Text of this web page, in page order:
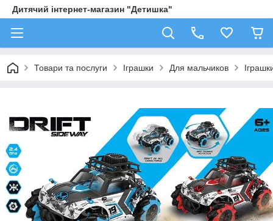
Дитячий інтернет-магазин "Детишка"
Товари та послуги Іграшки Для мальчиков